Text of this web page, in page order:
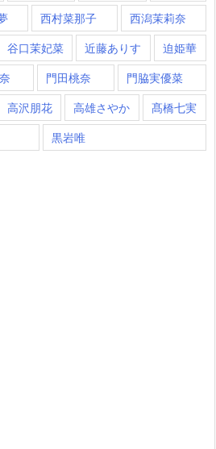
西村菜那子 西潟茉莉奈
谷口茉妃菜 近藤ありす 迫姫華
門田桃奈 門脇実優菜
高沢朋花 高雄さやか 髙橋七実
黒岩唯